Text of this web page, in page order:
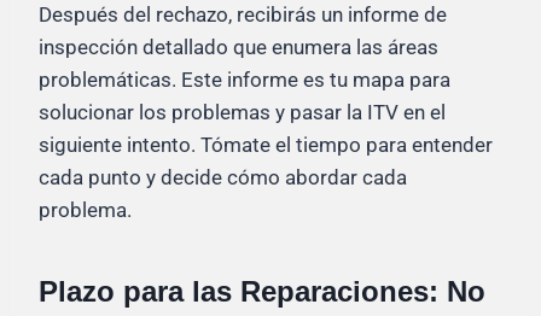
Después del rechazo, recibirás un informe de
inspección detallado que enumera las áreas
problemáticas. Este informe es tu mapa para
solucionar los problemas y pasar la ITV en el
siguiente intento. Tómate el tiempo para entender
cada punto y decide cómo abordar cada
problema.
Plazo para las Reparaciones: No